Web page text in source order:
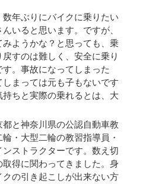
年ぶりにバイクに乗りたい
いると思います。ですが、
ようかな？と思っても、乗
すのは難しく、安全に乗り
。事故になってしまった
まっては元も子もないです
ちと実際の乗れるとは、大
と神奈川県の公認自動車教
・大型二輪の教習指導員・
ストラクターです。数え切
得に関わってきました。身
の引き起こしが出来ない方